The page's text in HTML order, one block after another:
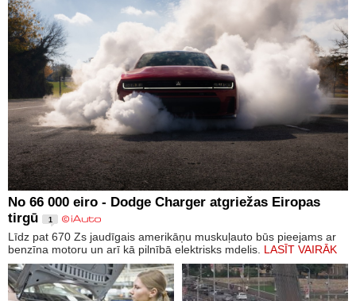
No 66 000 eiro - Dodge Charger atgriežas Eiropas
tirgū
1
Līdz pat 670 Zs jaudīgais amerikāņu muskuļauto būs pieejams ar
benzīna motoru un arī kā pilnībā elektrisks mdelis. LASĪT VAIRĀK